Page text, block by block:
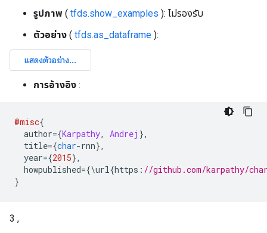
รูปภาพ ( tfds.show_examples ): ไม่รองรับ
ตัวอย่าง ( tfds.as_dataframe ):
การอ้างอิง :
@misc{
author={Karpathy, Andrej },
title={char-rnn},
year={2015},
howpublished={\url{https : //github.com/karpathy/
}
3 ,